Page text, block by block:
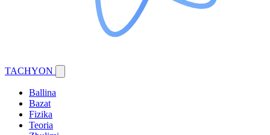
TACHYON
Ballina
Bazat
Fizika
Teoria